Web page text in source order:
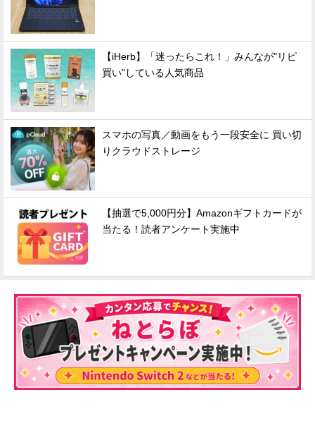
【iHerb】「迷ったらこれ！」みんなが"リピ
買い"している人気商品
スマホの写真／動画をもう一段安全に 買い切
りクラウドストレージ
【抽選で5,000円分】Amazonギフトカードが
当たる！読者アンケート実施中